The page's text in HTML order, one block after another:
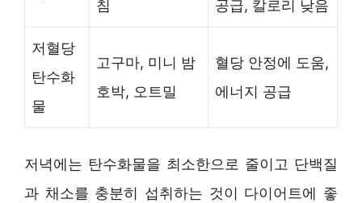
침
공급, 칼로리 낮음
저혈당
탄수화
물
고구마, 미니 밤
호박, 오트밀
혈당 안정에 도움,
에너지 공급
저녁에는 탄수화물을 최소한으로 줄이고 단백질
과 채소를 충분히 섭취하는 것이 다이어트에 좋